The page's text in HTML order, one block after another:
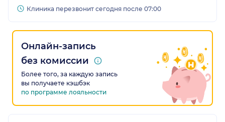
Клиника перезвонит сегодня после 07:00
Онлайн-запись
без комиссии
Более того, за каждую запись
вы получаете кэшбэк
по программе лояльности